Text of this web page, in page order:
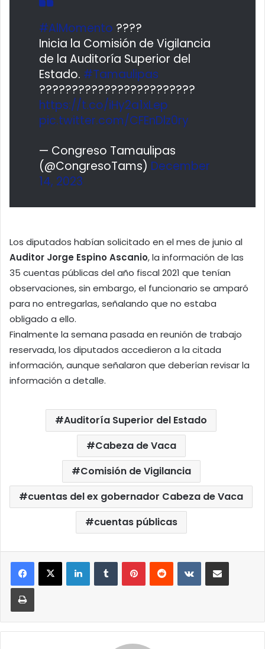
#AlMomento ????
Inicia la Comisión de Vigilancia
de la Auditoría Superior del
Estado. #Tamaulipas
????????‍????????????‍????
https://t.co/iHy2a1xLep
pic.twitter.com/CFEnDlz0ry
— Congreso Tamaulipas
(@CongresoTams) December
14, 2023
Los diputados habían solicitado en el mes de junio al
Auditor Jorge Espino Ascanio, la información de las
35 cuentas públicas del año fiscal 2021 que tenían
observaciones, sin embargo, el funcionario se amparó
para no entregarlas, señalando que no estaba
obligado a ello.
Finalmente la semana pasada en reunión de trabajo
reservada, los diputados accedieron a la citada
información, aunque señalaron que deberían revisar la
información a detalle.
Auditoría Superior del Estado
Cabeza de Vaca
Comisión de Vigilancia
cuentas del ex gobernador Cabeza de Vaca
cuentas públicas
LinkedInTumblrPinterestReddit VKontakteCompartir por correo
Imprimir